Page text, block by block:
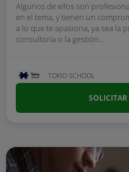
Algunos de ellos son
en el tema, y tienen un
a lo que te apasiona, ya sea la
consultoría o la gestión...
TOKIO SCHOOL